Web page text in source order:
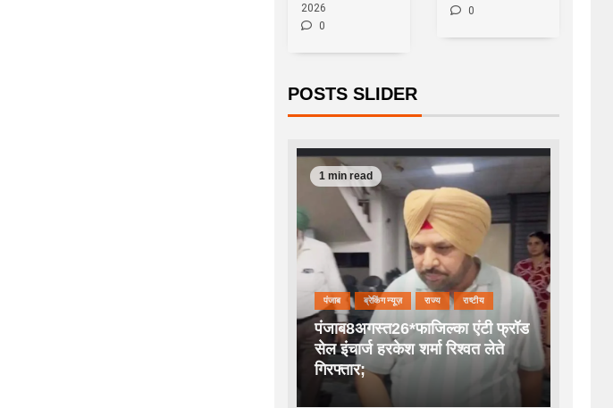
2026
0
0
POSTS SLIDER
1 min read
पंजाब ब्रेकिंग न्यूज़ राज्य राष्टीय
पंजाब8अगस्त26*फाजिल्का एंटी फ्रॉड
सेल इंचार्ज हरकेश शर्मा रिश्वत लेते
गिरफ्तार;